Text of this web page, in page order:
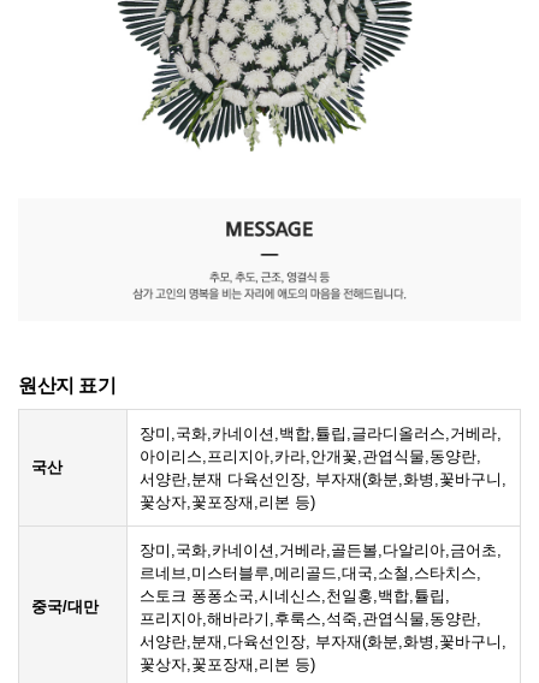
원산지 표기
국산
장미,국화,카네이션,백합,튤립,글라디올러스,거베라,
아이리스,프리지아,카라,안개꽃,관엽식물,동양란,
서양란,분재 다육선인장, 부자재(화분,화병,꽃바구니,
꽃상자,꽃포장재,리본 등)
중국/대만
장미,국화,카네이션,거베라,골든볼,다알리아,금어초,
르네브,미스터블루,메리골드,대국,소철,스타치스,
스토크 퐁퐁소국,시네신스,천일홍,백합,튤립,
프리지아,해바라기,후룩스,석죽,관엽식물,동양란,
서양란,분재,다육선인장, 부자재(화분,화병,꽃바구니,
꽃상자,꽃포장재,리본 등)